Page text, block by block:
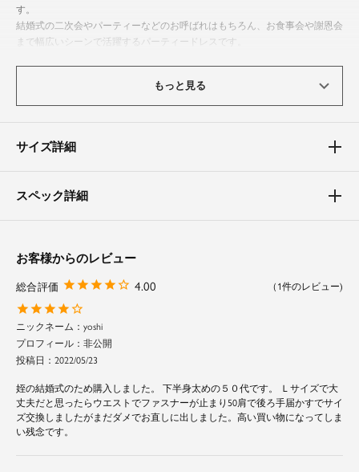
す。
結婚式の二次会やパーティーなどのお呼ばれはもちろん、お食事会や謝恩会
まで幅広いシーンで活躍するパーティードレスです。
【二の腕】【ヒップ】【太もも】
心してご着用頂けます。
素材
もっと見る
サイズ詳細
スペック詳細
お客様からのレビュー
4.00
1
yoshi
非公開
投稿日
2022/05/23
姪の結婚式のため購入しました。 下半身太めの５０代です。 Ｌサイズで大
丈夫だと思ったらウエストでファスナーが止まり50肩で後ろ手届かすでサイ
ズ交換しましたがまだダメでお直しに出しました。高い買い物になってしま
い残念です。